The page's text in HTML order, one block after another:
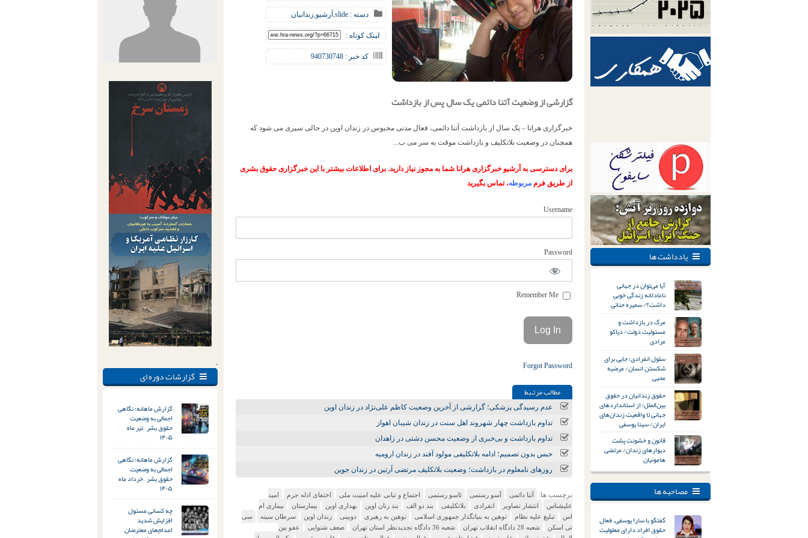
.
گزارشات دوره ای
گزارش ماهانه؛ نگاهی
اجمالی به وضعیت
حقوق بشر – تیر ماه
۱۴۰۵
گزارش ماهانه؛ نگاهی
اجمالی به وضعیت
حقوق بشر – خرداد ماه
۱۴۰۵
چه کسانی مسئول
افزایش شدید
اعدام‌های معترضان
دسته : slide
,آرشیو,زندانیان
لینک کوتاه :
کد خبر : 940730748
گزارشی از وضعیت آتنا دائمی یک سال پس از بازداشت
خبرگزاری هرانا – یک سال از بازداشت آتنا دائمی، فعال مدنی محبوس در زندان اوین در حالی سپری می شود که
همچنان در وضعیت بلاتکلیف و بازداشت موقت به سر می ب...
برای دسترسی به آرشیو خبرگزاری هرانا شما به مجوز نیاز دارید. برای اطلاعات بیشتر با این خبرگزاری حقوق بشری
از طریق فرم مربوطه، تماس بگیرید
Username
Password
Forgot Password
مطالب مرتـبط
عدم رسیدگی پزشکی؛ گزارشی از آخرین وضعیت کاظم علی‌نژاد در زندان اوین
تداوم بازداشت چهار شهروند اهل سنت در زندان شیبان اهواز
تداوم بازداشت و بی‌خبری از وضعیت محسن دشتی در زاهدان
حبس بدون تصمیم؛ ادامه بلاتکلیفی مولود آفند در زندان ارومیه
روزهای نامعلوم در بازداشت؛ وضعیت بلاتکلیف مرتضی آرتین در زندان جوین
برچسب ها: آتنا دائمی آسو رستمی ئاسو رستمی اجتماع و تبانی علیه امنیت ملی اختفای ادله جرم
امید
علیشناس
انتشار تصاویر انفرادی بلاتکلیفی بند دو الف بند زنان اوین بهداری اوین بیمارستان
بیماری ام
اس
تبلیغ علیه نظام توهین به بنیانگذار جمهوری اسلامی توهین به رهبری دوبینی زندان اوین سرطان سینه
سی
تی اسکن
شعبه 28 دادگاه انقلاب تهران شعبه 36 دادگاه تجدیدنظر استان تهران ضعف شنوایی
عفو بین
یادداشت ها
آیا می‌توان در جهانی
ناعادلانه زندگی خوبی
داشت؟/ سمیره حنائی
مرگ در بازداشت و
مسئولیت دولت/ دیاکو
مرادی
سلول انفرادی؛ جایی برای
شکستن انسان/ مرضیه
محبی
حقوق زندانیان در حقوق
بین‌الملل؛ از استانداردهای
جهانی تا واقعیت زندان‌های
ایران/ سینا یوسفی
قانون و خشونت پشت
دیوارهای زندان/ مرتضی
هامونیان
مصاحبه ها
گفتگو با سارا یوسفی، فعال
حقوق افراد دارای معلولیت